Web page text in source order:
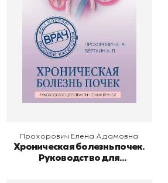
Адамовна
Издательство
В корзину
Прохорович Елена Адамовна
Хроническая болезнь почек.
Руководство для